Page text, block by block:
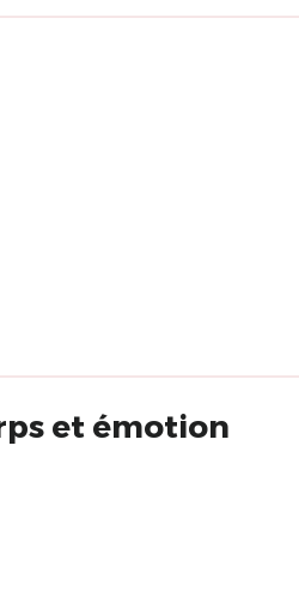
et émotion